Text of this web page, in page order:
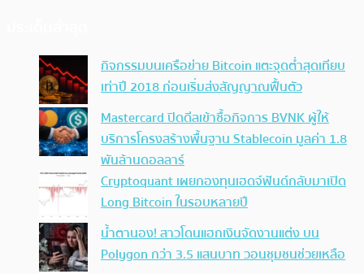
กิจกรรมบนเครือข่าย Bitcoin แตะจุดต่ำสุดเทียบ
เท่าปี 2018 ก่อนเริ่มส่งสัญญาณฟื้นตัว
Mastercard ปิดดีลเข้าซื้อกิจการ BVNK ผู้ให้
บริการโครงสร้างพื้นฐาน Stablecoin มูลค่า 1.8
พันล้านดอลลาร์
Cryptoquant เผยกองทุนเฮดจ์ฟันด์กลับมาเปิด
Long Bitcoin ในรอบหลายปี
น้ำตานอง! สาวโดนแฮกเงินจัดงานแต่ง บน
Polygon กว่า 3.5 แสนบาท วอนชุมชนช่วยเหลือ